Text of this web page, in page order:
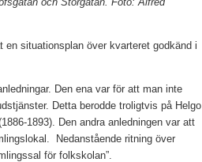
situationsplan över kvarteret godkänd i
Den ena var för att man inte
Detta berodde troligtvis på Helgo
1893). Den andra anledningen var att
Nedanstående ritning över
för folkskolan”.